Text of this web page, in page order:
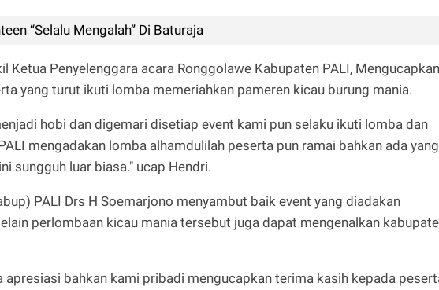
“Selalu Mengalah” Di Baturaja
Ketua Penyelenggara acara Ronggolawe Kabupaten PALI, Mengucapkan
yang turut ikuti lomba memeriahkan pameren kicau burung mania.
hobi dan digemari disetiap event kami pun selaku ikuti lomba dan
mengadakan lomba alhamdulilah peserta pun ramai bahkan ada yang
sungguh luar biasa." ucap Hendri.
PALI Drs H Soemarjono menyambut baik event yang diadakan
perlombaan kicau mania tersebut juga dapat mengenalkan
apresiasi bahkan kami pribadi mengucapkan terima kasih kepada